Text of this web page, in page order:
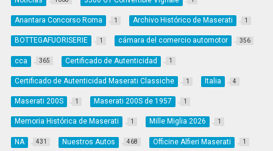
Anantara Concorso Roma 1 Archivo Histórico de Maserati 1
BOTTEGAFUORISERIE 1 cámara del comercio automotor 356
cca 365 Certificado de Autenticidad 1
Certificado de Autenticidad Maserati Classiche 1 Italia 4
Maserati 200S 1 Maserati 200S de 1957 1
Memoria Histórica de Maserati 1 Mille Miglia 2026 1
NA 431 Nuestros Autos 468 Officine Alfieri Maserati 1